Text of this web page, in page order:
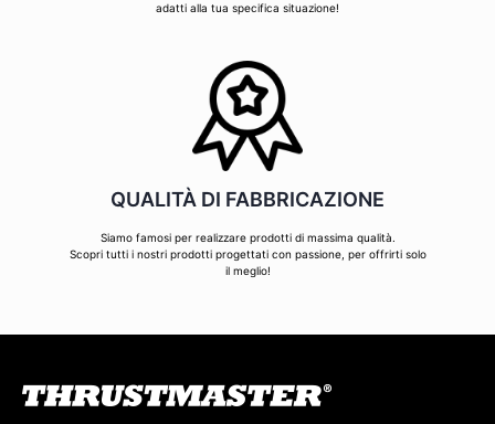
adatti alla tua specifica situazione!
QUALITÀ DI FABBRICAZIONE
Siamo famosi per realizzare prodotti di massima qualità.
Scopri tutti i nostri prodotti progettati con passione, per offrirti solo
il meglio!